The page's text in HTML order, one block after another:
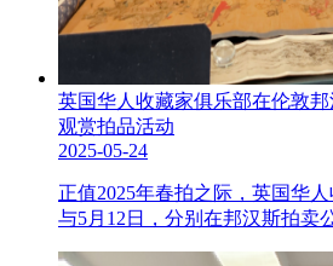
英国华人收藏家俱乐部在伦敦
观赏拍品活动
2025-05-24
正值2025年春拍之际，英国华
与5月12日，分别在邦汉斯拍卖